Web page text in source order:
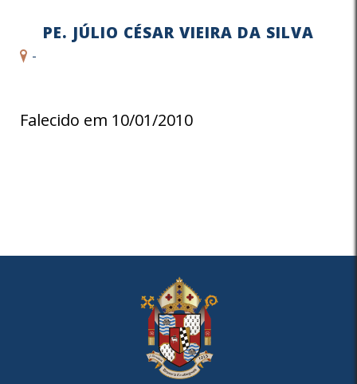
PE. JÚLIO CÉSAR VIEIRA DA SILVA
-
Falecido em 10/01/2010